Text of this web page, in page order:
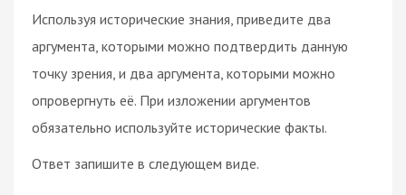
Используя исторические знания, приведите два
аргумента, которыми можно подтвердить данную
точку зрения, и два аргумента, которыми можно
опровергнуть её. При изложении аргументов
обязательно используйте исторические факты.
Ответ запишите в следующем виде.